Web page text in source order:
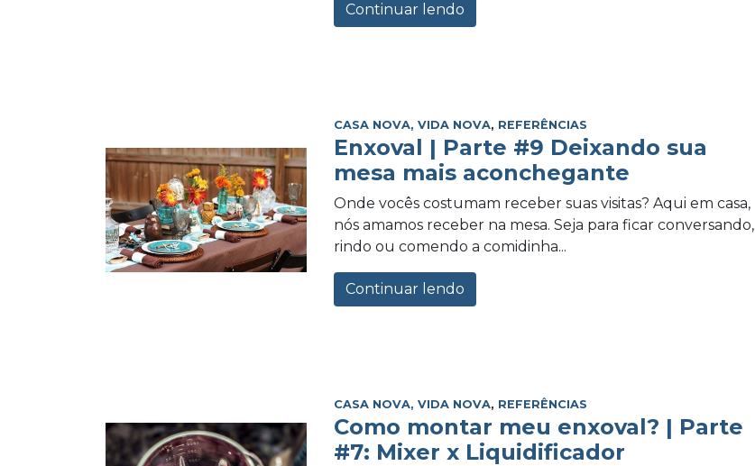
Continuar lendo
CASA NOVA, VIDA NOVA, REFERÊNCIAS
Enxoval | Parte #9 Deixando sua
mesa mais aconchegante
Onde vocês costumam receber suas visitas? Aqui em casa,
nós amamos receber na mesa. Seja para ficar conversando,
rindo ou comendo a comidinha...
Continuar lendo
CASA NOVA, VIDA NOVA, REFERÊNCIAS
Como montar meu enxoval? | Parte
#7: Mixer x Liquidificador